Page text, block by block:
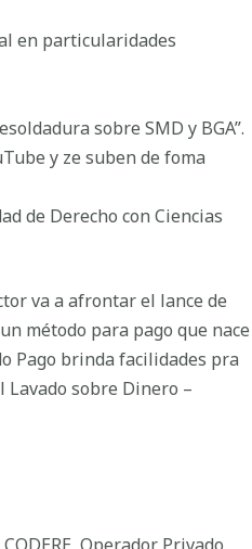
en particularidades
sobre SMD y BGA”.
y ze suben de foma
de Derecho con Ciencias
va a afrontar el lance de
método para pago que nace
Pago brinda facilidades pra
Lavado sobre Dinero –